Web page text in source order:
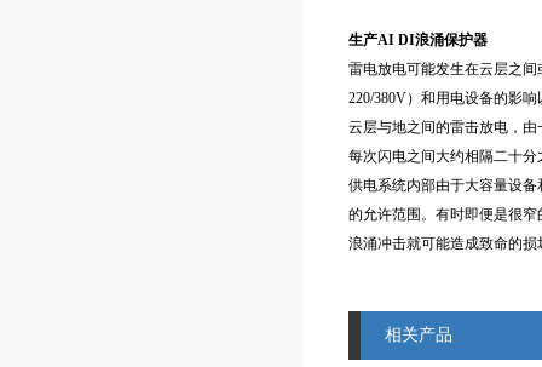
生产AI DI浪涌保护器
雷电放电可能发生在云层之
220/380V）和用电设备的影
云层与地之间的雷击放电，
每次闪电之间大约相隔二十分
供电系统内部由于大容量设
的允许范围。有时即便是很
浪涌冲击就可能造成致命的损
相关产品